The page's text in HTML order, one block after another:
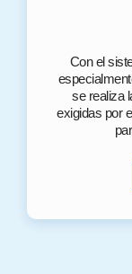
Con el
se realiza
exigidas por